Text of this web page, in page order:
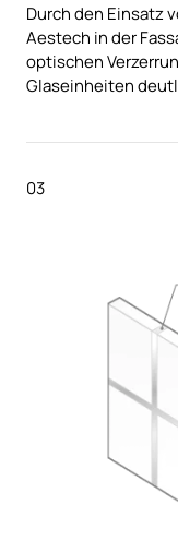
Durch den Einsatz
Aestech in der
optischen
Glaseinheiten
03